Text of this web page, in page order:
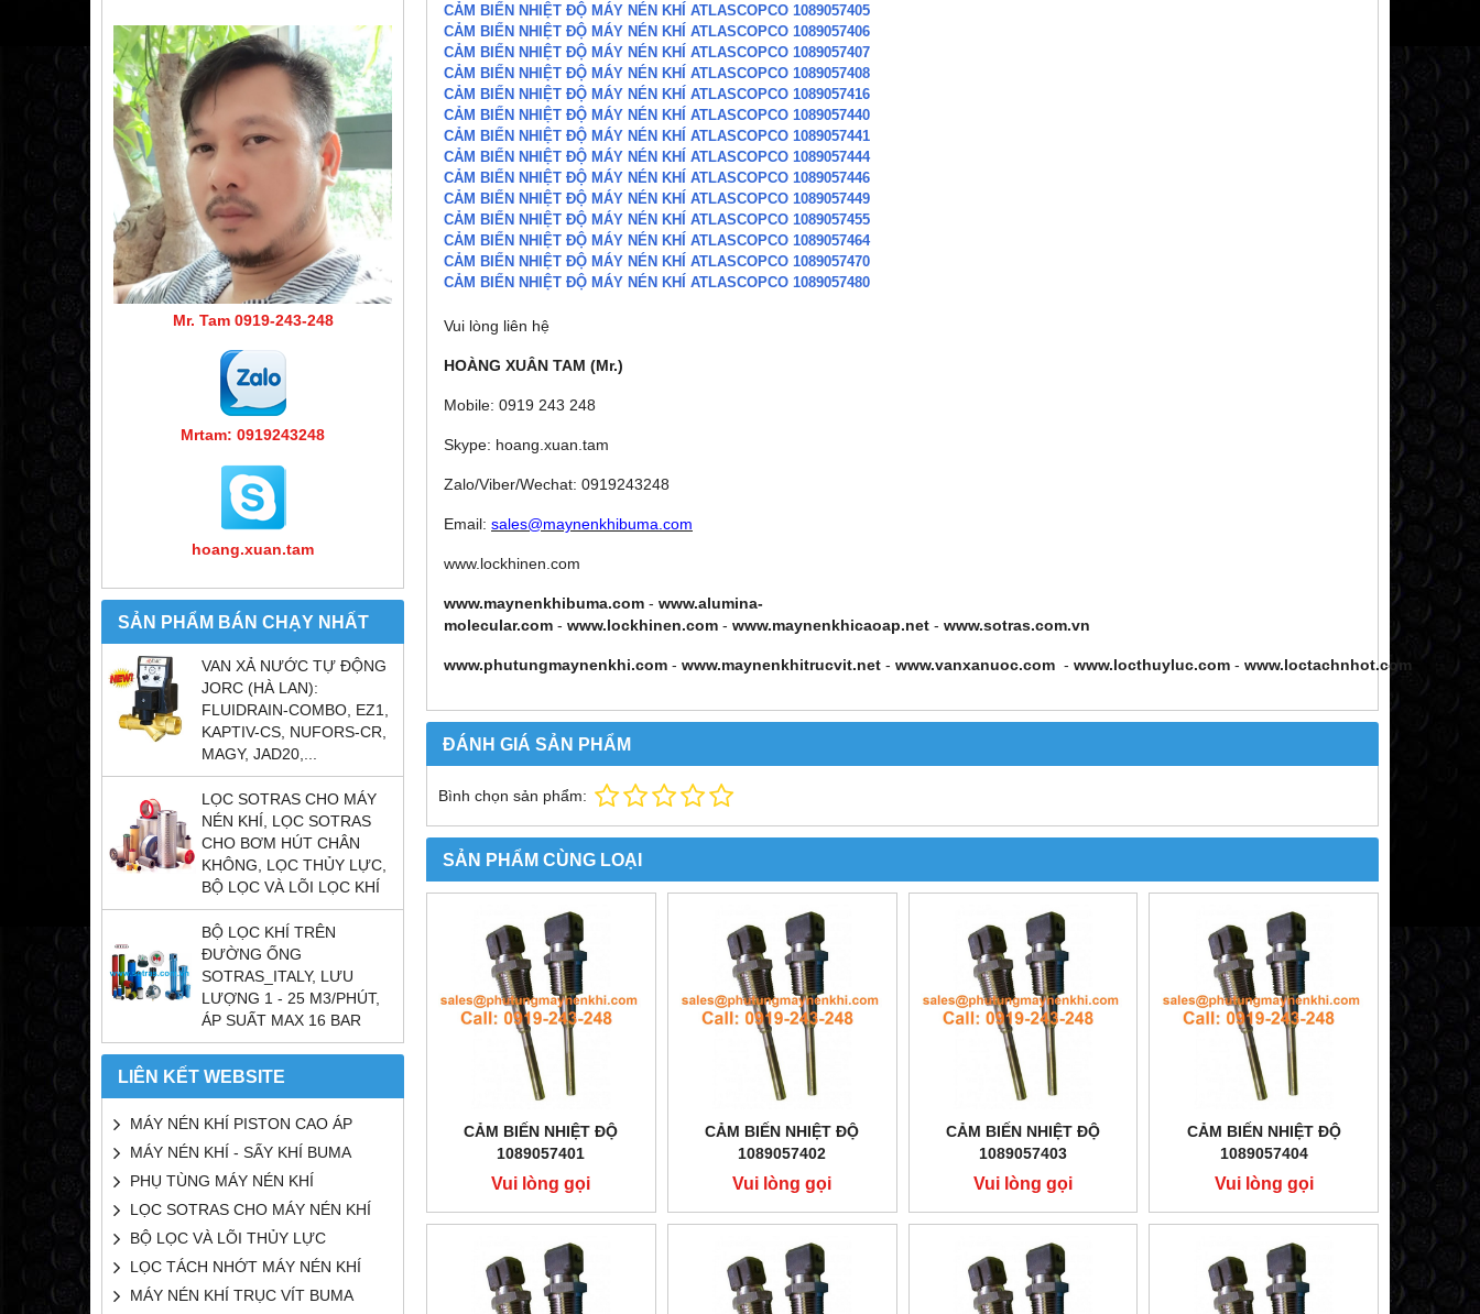
Mr. Tam 0919-243-248
Mrtam: 0919243248
hoang.xuan.tam
SẢN PHẨM BÁN CHẠY NHẤT
VAN XẢ NƯỚC TỰ ĐỘNG
JORC (HÀ LAN):
FLUIDRAIN-COMBO, EZ1,
KAPTIV-CS, NUFORS-CR,
MAGY, JAD20,...
LỌC SOTRAS CHO MÁY
NÉN KHÍ, LỌC SOTRAS
CHO BƠM HÚT CHÂN
KHÔNG, LỌC THỦY LỰC,
BỘ LỌC VÀ LÕI LỌC KHÍ
BỘ LỌC KHÍ TRÊN
ĐƯỜNG ỐNG
SOTRAS_ITALY, LƯU
LƯỢNG 1 - 25 M3/PHÚT,
ÁP SUẤT MAX 16 BAR
LIÊN KẾT WEBSITE
MÁY NÉN KHÍ PISTON CAO ÁP
MÁY NÉN KHÍ - SẤY KHÍ BUMA
PHỤ TÙNG MÁY NÉN KHÍ
LỌC SOTRAS CHO MÁY NÉN KHÍ
BỘ LỌC VÀ LÕI THỦY LỰC
LỌC TÁCH NHỚT MÁY NÉN KHÍ
MÁY NÉN KHÍ TRỤC VÍT BUMA
CẢM BIẾN NHIỆT ĐỘ MÁY NÉN KHÍ ATLASCOPCO 1089057405
CẢM BIẾN NHIỆT ĐỘ MÁY NÉN KHÍ ATLASCOPCO 1089057406
CẢM BIẾN NHIỆT ĐỘ MÁY NÉN KHÍ ATLASCOPCO 1089057407
CẢM BIẾN NHIỆT ĐỘ MÁY NÉN KHÍ ATLASCOPCO 1089057408
CẢM BIẾN NHIỆT ĐỘ MÁY NÉN KHÍ ATLASCOPCO 1089057416
CẢM BIẾN NHIỆT ĐỘ MÁY NÉN KHÍ ATLASCOPCO 1089057440
CẢM BIẾN NHIỆT ĐỘ MÁY NÉN KHÍ ATLASCOPCO 1089057441
CẢM BIẾN NHIỆT ĐỘ MÁY NÉN KHÍ ATLASCOPCO 1089057444
CẢM BIẾN NHIỆT ĐỘ MÁY NÉN KHÍ ATLASCOPCO 1089057446
CẢM BIẾN NHIỆT ĐỘ MÁY NÉN KHÍ ATLASCOPCO 1089057449
CẢM BIẾN NHIỆT ĐỘ MÁY NÉN KHÍ ATLASCOPCO 1089057455
CẢM BIẾN NHIỆT ĐỘ MÁY NÉN KHÍ ATLASCOPCO 1089057464
CẢM BIẾN NHIỆT ĐỘ MÁY NÉN KHÍ ATLASCOPCO 1089057470
CẢM BIẾN NHIỆT ĐỘ MÁY NÉN KHÍ ATLASCOPCO 1089057480
Vui lòng liên hệ
HOÀNG XUÂN TAM (Mr.)
Mobile: 0919 243 248
Skype: hoang.xuan.tam
Zalo/Viber/Wechat: 0919243248
Email: sales@maynenkhibuma.com
www.lockhinen.com
www.maynenkhibuma.com - www.alumina-
molecular.com - www.lockhinen.com - www.maynenkhicaoap.net - www.sotras.com.vn
www.phutungmaynenkhi.com - www.maynenkhitrucvit.net - www.vanxanuoc.com - www.locthuyluc.com - www.loctachnhot.com
ĐÁNH GIÁ SẢN PHẨM
Bình chọn sản phẩm:
SẢN PHẨM CÙNG LOẠI
CẢM BIẾN NHIỆT ĐỘ
1089057401
Vui lòng gọi
CẢM BIẾN NHIỆT ĐỘ
1089057402
Vui lòng gọi
CẢM BIẾN NHIỆT ĐỘ
1089057403
Vui lòng gọi
CẢM BIẾN NHIỆT ĐỘ
1089057404
Vui lòng gọi